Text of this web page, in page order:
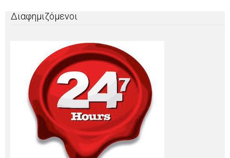
Διαφημιζόμενοι